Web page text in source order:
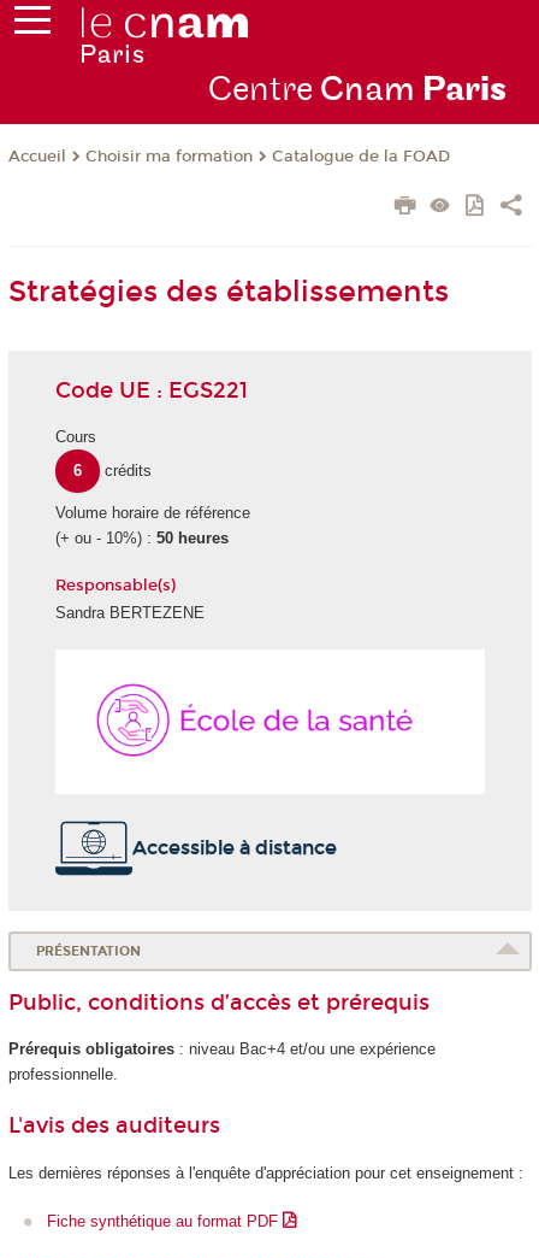
Centre Cnam Paris
Accueil Choisir ma formation Catalogue de la FOAD
Stratégies des établissements
Code UE : EGS221
Cours
6
crédits
Volume horaire de référence
(+ ou - 10%) : 50 heures
Responsable(s)
Sandra BERTEZENE
Accessible à distance
PRÉSENTATION
Public, conditions d’accès et prérequis
Prérequis obligatoires : niveau Bac+4 et/ou une expérience
professionnelle.
L'avis des auditeurs
Les dernières réponses à l'enquête d'appréciation pour cet enseignement :
Fiche synthétique au format PDF